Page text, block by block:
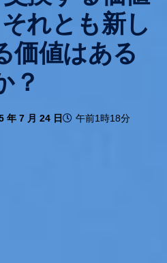
れとも新し
価値はある
？
年 7 月 24 日 午前1時18分